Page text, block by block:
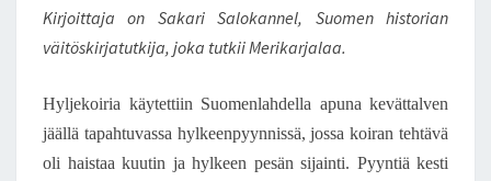
Kirjoittaja on Sakari Salokannel, Suomen historian
väitöskirjatutkija, joka tutkii Merikarjalaa.
Hyljekoiria käytettiin Suomenlahdella apuna kevättalven
jäällä tapahtuvassa hylkeenpyynnissä, jossa koiran tehtävä
oli haistaa kuutin ja hylkeen pesän sijainti. Pyyntiä kesti